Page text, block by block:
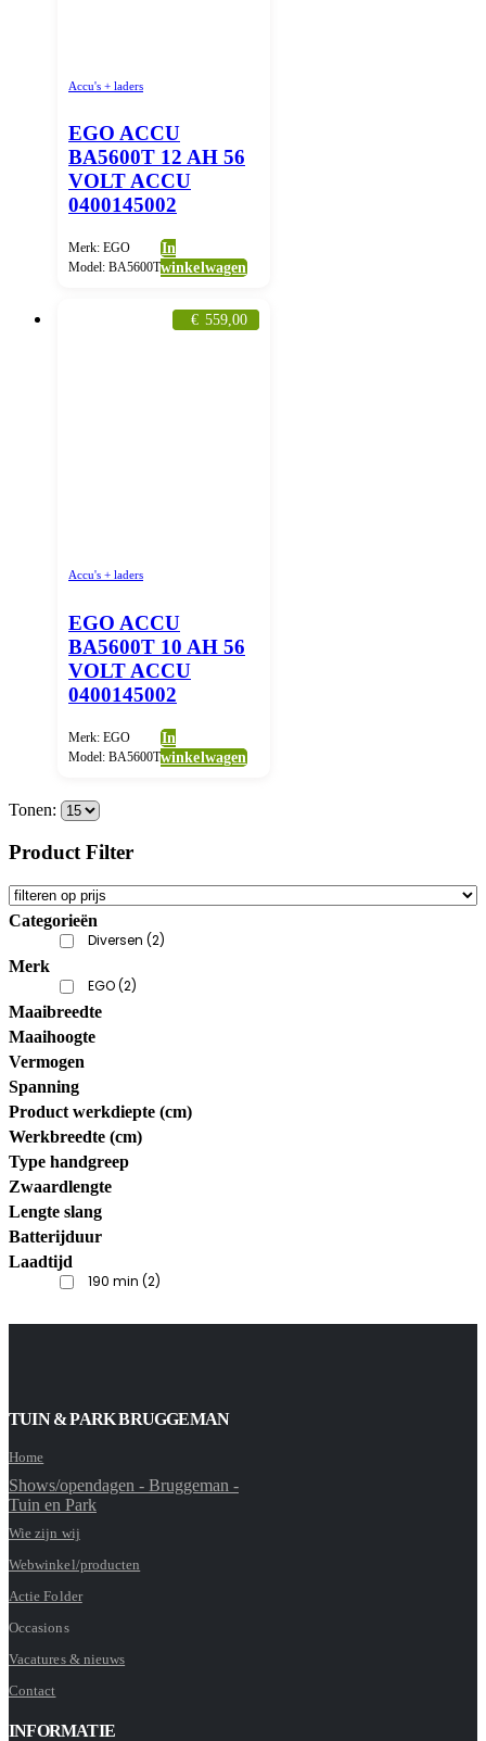
Accu's + laders
EGO ACCU
BA5600T 12 AH 56
VOLT ACCU
0400145002
Merk: EGO
Model: BA5600T
In
winkelwagen
€ 559,00
Accu's + laders
EGO ACCU
BA5600T 10 AH 56
VOLT ACCU
0400145002
Merk: EGO
Model: BA5600T
In
winkelwagen
Tonen:
Product Filter
Categorieën
Diversen (2)
Merk
EGO(2)
Maaibreedte
Maaihoogte
Vermogen
Spanning
Product werkdiepte (cm)
Werkbreedte (cm)
Type handgreep
Zwaardlengte
Lengte slang
Batterijduur
Laadtijd
190 min (2)
TUIN & PARK BRUGGEMAN
Home
Shows/opendagen - Bruggeman -
Tuin en Park
Wie zijn wij
Webwinkel/producten
Actie Folder
Occasions
Vacatures & nieuws
Contact
INFORMATIE